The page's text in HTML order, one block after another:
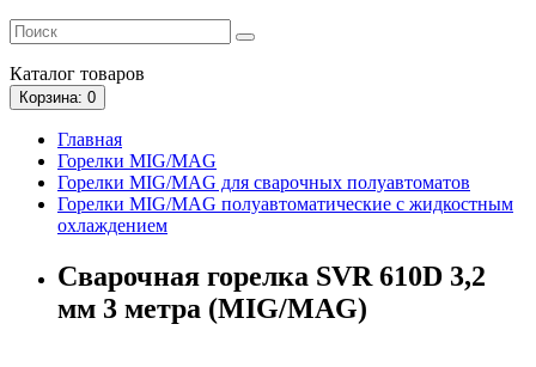
Каталог товаров
Корзина: 0
Главная
Горелки MIG/MAG
Горелки MIG/MAG для сварочных полуавтоматов
Горелки MIG/MAG полуавтоматические с жидкостным
охлаждением
Сварочная горелка SVR 610D 3,2
мм 3 метра (MIG/MAG)